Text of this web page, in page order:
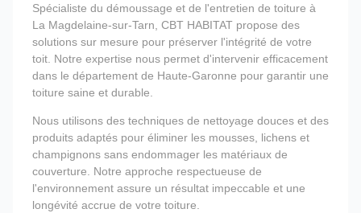
Spécialiste du démoussage et de l'entretien de toiture à
La Magdelaine-sur-Tarn, CBT HABITAT propose des
solutions sur mesure pour préserver l'intégrité de votre
toit. Notre expertise nous permet d'intervenir efficacement
dans le département de Haute-Garonne pour garantir une
toiture saine et durable.
Nous utilisons des techniques de nettoyage douces et des
produits adaptés pour éliminer les mousses, lichens et
champignons sans endommager les matériaux de
couverture. Notre approche respectueuse de
l'environnement assure un résultat impeccable et une
longévité accrue de votre toiture.